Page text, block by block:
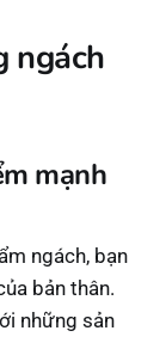
ngách
mạnh
ngách, bạn
bản thân.
những sản